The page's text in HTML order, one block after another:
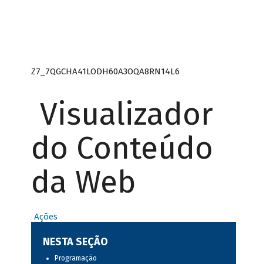
Z7_7QGCHA41LODH60A3OQA8RN14L6
Visualizador
do Conteúdo
da Web
Ações
NESTA SEÇÃO
Programação